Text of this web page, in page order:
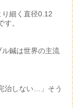
細く直径0.12
。
鍼は世界の主流
治しない…」そう